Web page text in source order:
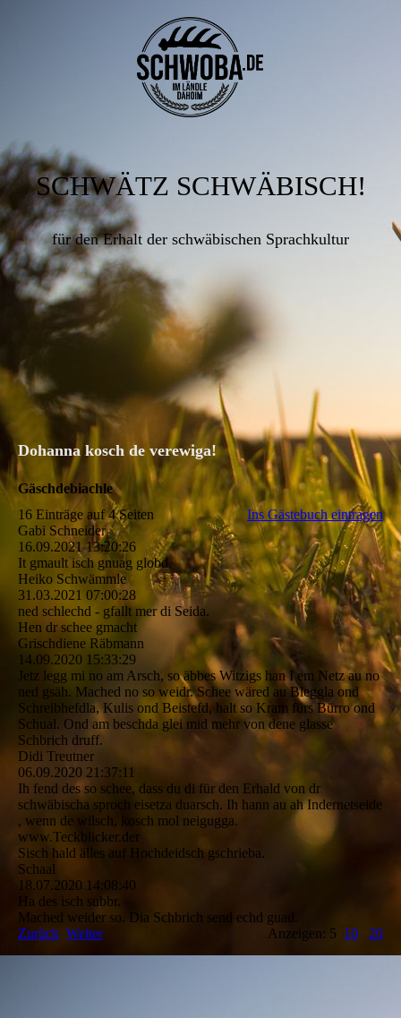
SCHWÄTZ SCHWÄBISCH!
für den Erhalt der schwäbischen Sprachkultur
Dohanna kosch de verewiga!
Gäschdebiachle
16 Einträge auf 4 Seiten
Ins Gästebuch eintragen
Gabi Schneider
16.09.2021 13:20:26
It gmault isch gnuag globd.
Heiko Schwämmle
31.03.2021 07:00:28
ned schlechd - gfallt mer di Seida.
Hen dr schee gmacht
Grischdiene Räbmann
14.09.2020 15:33:29
Jetz legg mi no am Arsch, so äbbes Witzigs han I em Netz au no
ned gsäh. Mached no so weidr. Schee wäred au Bleggla ond
Schreibhefdla, Kulis ond Beistefd, halt so Kram fürs Bürro ond
Schual. Ond am beschda glei mid mehr von dene glasse
Schbrich druff.
Didi Treutner
06.09.2020 21:37:11
Ih fend des so schee, dass du di für den Erhald von dr
schwäbischa sproch eisetza duarsch. Ih hann au ah Indernetseide
, wenn de wilsch, kosch mol neigugga.
www.Teckblicker.der
Sisch hald älles auf Hochdeidsch gschrieba.
Schaal
18.07.2020 14:08:40
Ha des isch subbr.
Mached weider so. Dia Schbrich send echd guad.
Zurück Weiter Anzeigen: 5 10 20